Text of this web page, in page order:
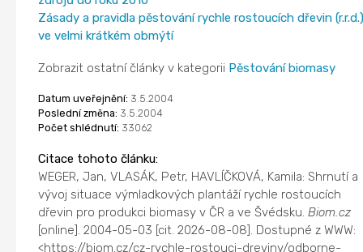
Zásady a pravidla pěstování rychle rostoucích dřevin
ve velmi krátkém obmýtí
Zobrazit ostatní články v kategorii Pěstování biomasy
Datum uveřejnění: 3.5.2004
Poslední změna: 3.5.2004
Počet shlédnutí: 33062
Citace tohoto článku:
WEGER, Jan, VLASÁK, Petr, HAVLÍČKOVÁ, Kamila: Shrnutí a
vývoj situace výmladkových plantáží rychle rostoucích
dřevin pro produkci biomasy v ČR a ve Švédsku.Biom.cz
[online]. 2004-05-03 [cit. 2026-08-08]. Dostupné z WWW:
<https://biom.cz/cz-rychle-rostouci-dreviny/odborne-